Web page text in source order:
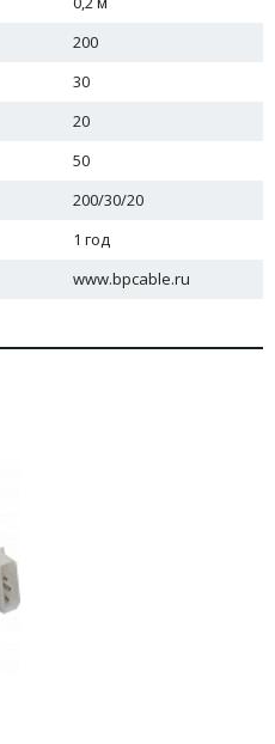
200
30
20
50
200/30/20
1 год
www.bpcable.ru